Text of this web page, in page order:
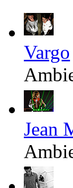
Vargo
Jean